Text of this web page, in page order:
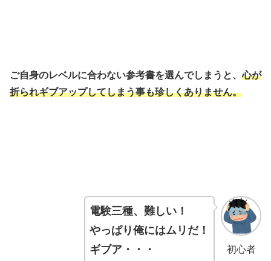
ご自身のレベルに合わない参考書を選んでしまうと、心が
折られギブアップしてしまう事も珍しくありません。
初心者
電験三種、難しい！
やっぱり俺にはムリだ！
ギブア・・・